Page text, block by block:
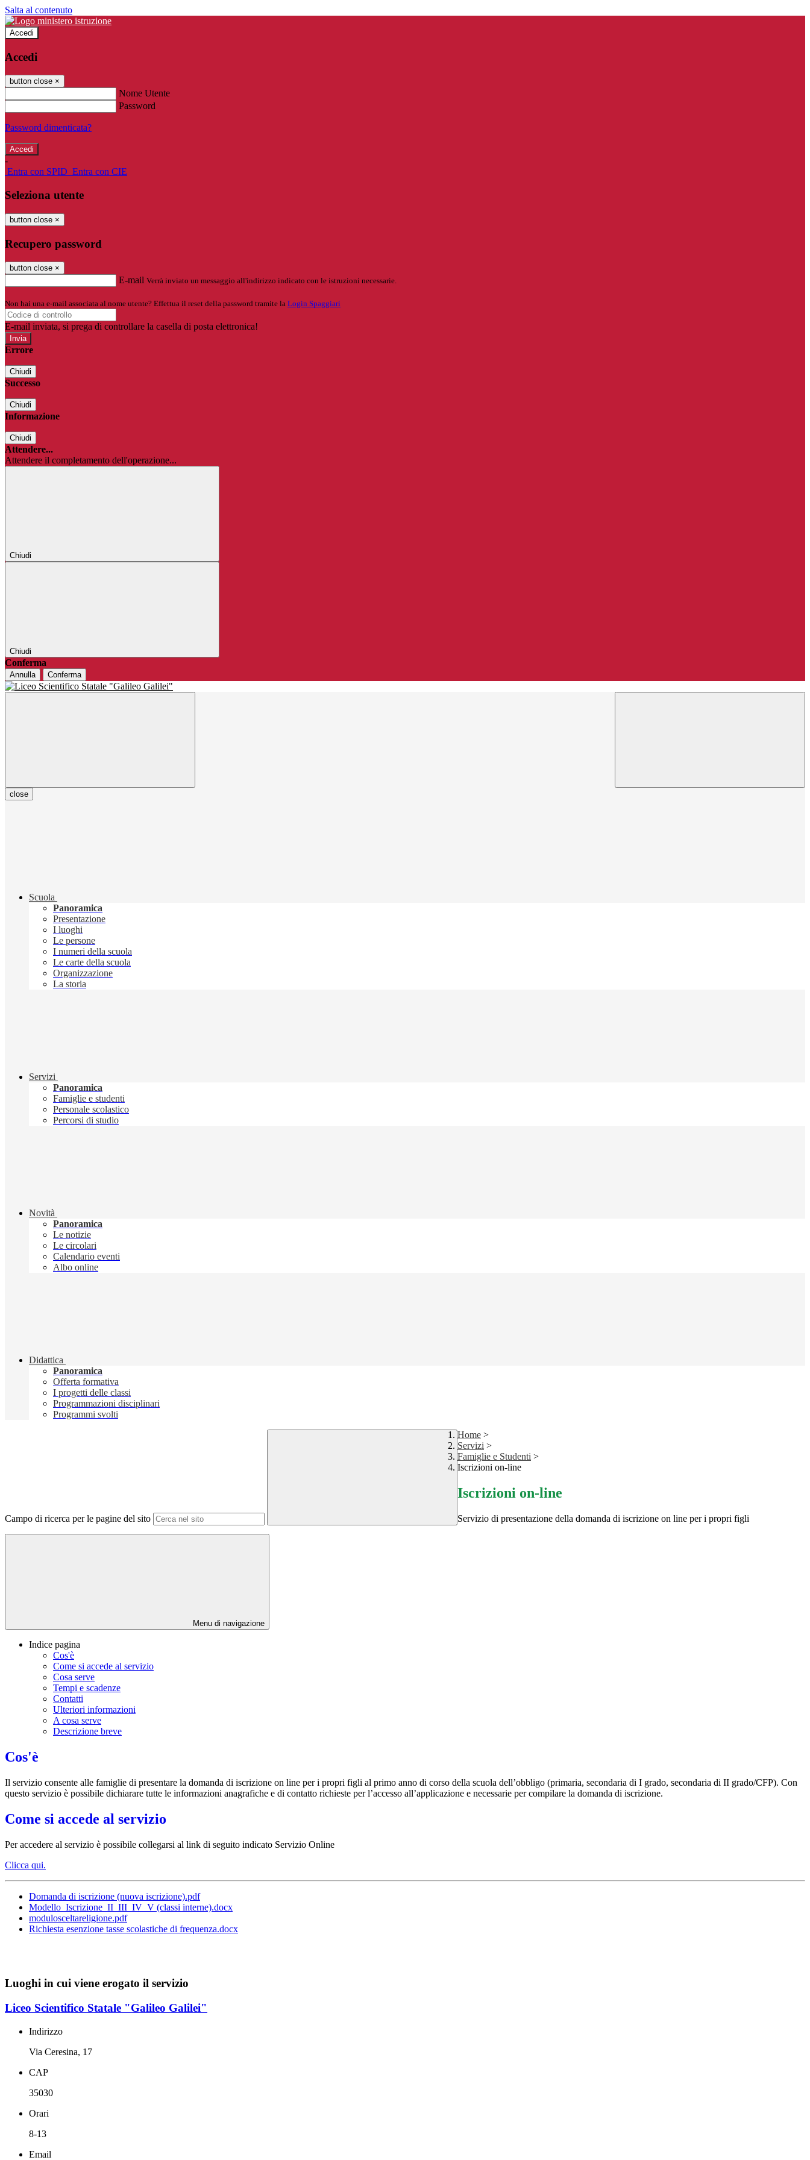
Salta al contenuto
Accedi
Accedi
button close ×
Nome Utente
Password
Password dimenticata?
-
Entra con SPID Entra con CIE
Seleziona utente
button close ×
Recupero password
button close ×
E-mail Verrà inviato un messaggio all'indirizzo indicato con le istruzioni necessarie.
Non hai una e-mail associata al nome utente? Effettua il reset della password tramite la Login Spaggiari
E-mail inviata, si prega di controllare la casella di posta elettronica!
Errore
Chiudi
Successo
Chiudi
Informazione
Chiudi
Attendere...
Attendere il completamento dell'operazione...
Chiudi
Chiudi
Conferma
Annulla Conferma
close
Scuola
Panoramica
Presentazione
I luoghi
Le persone
I numeri della scuola
Le carte della scuola
Organizzazione
La storia
Servizi
Panoramica
Famiglie e studenti
Personale scolastico
Percorsi di studio
Novità
Panoramica
Le notizie
Le circolari
Calendario eventi
Albo online
Didattica
Panoramica
Offerta formativa
I progetti delle classi
Programmazioni disciplinari
Programmi svolti
Campo di ricerca per le pagine del sito
Home >
Servizi >
Famiglie e Studenti >
Iscrizioni on-line
Iscrizioni on-line
Servizio di presentazione della domanda di iscrizione on line per i propri figli
Menu di navigazione
Indice pagina
Cos'è
Come si accede al servizio
Cosa serve
Tempi e scadenze
Contatti
Ulteriori informazioni
A cosa serve
Descrizione breve
Cos'è
Il servizio consente alle famiglie di presentare la domanda di iscrizione on line per i propri figli al primo anno di corso della scuola dell’obbligo (primaria, secondaria di I grado, secondaria di II grado/CFP). Con
questo servizio è possibile dichiarare tutte le informazioni anagrafiche e di contatto richieste per l’accesso all’applicazione e necessarie per compilare la domanda di iscrizione.
Come si accede al servizio
Per accedere al servizio è possibile collegarsi al link di seguito indicato Servizio Online
Clicca qui.
Domanda di iscrizione (nuova iscrizione).pdf
Modello_Iscrizione_II_III_IV_V (classi interne).docx
modulosceltareligione.pdf
Richiesta esenzione tasse scolastiche di frequenza.docx
Luoghi in cui viene erogato il servizio
Liceo Scientifico Statale "Galileo Galilei"
Indirizzo
Via Ceresina, 17
CAP
35030
Orari
8-13
Email